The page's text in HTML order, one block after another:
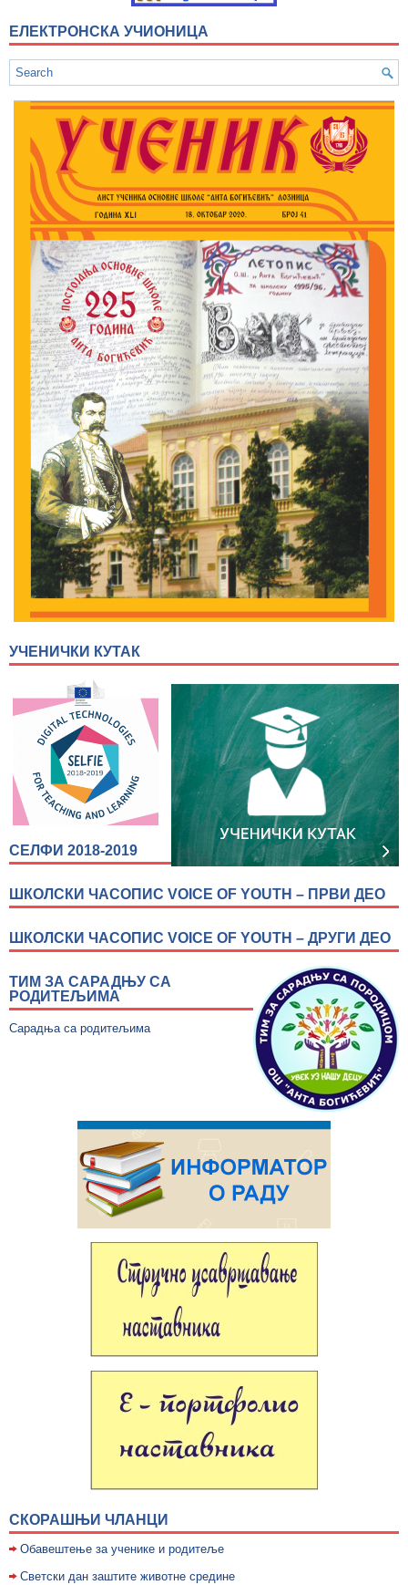
ЕЛЕКТРОНСКА УЧИОНИЦА
УЧЕНИЧКИ КУТАК
СЕЛФИ 2018-2019
ШКОЛСКИ ЧАСОПИС VOICE OF YOUTH – ПРВИ ДЕО
ШКОЛСКИ ЧАСОПИС VOICE OF YOUTH – ДРУГИ ДЕО
ТИМ ЗА САРАДЊУ СА
РОДИТЕЉИМА
Сарадња са родитељима
СКОРАШЊИ ЧЛАНЦИ
Обавештење за ученике и родитеље
Светски дан заштите животне средине